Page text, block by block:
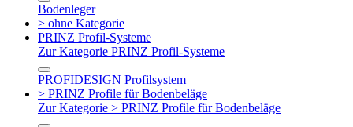
Bodenleger
> ohne Kategorie
PRINZ Profil-Systeme
Zur Kategorie PRINZ Profil-Systeme
PROFIDESIGN Profilsystem
> PRINZ Profile für Bodenbeläge
Zur Kategorie > PRINZ Profile für Bodenbeläge